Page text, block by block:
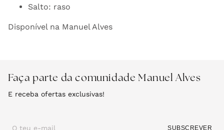
Salto: raso
Disponível na Manuel Alves
Faça parte da comunidade Manuel Alves
E receba ofertas exclusivas!
O teu e-mail SUBSCREVER